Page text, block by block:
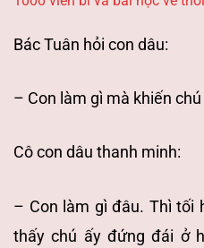
Bác Tuân hỏi con dâu:
– Con làm gì mà khiến
Cô con dâu thanh minh:
– Con làm gì đâu. Thì tối
thấy chú ấy đứng đái ở